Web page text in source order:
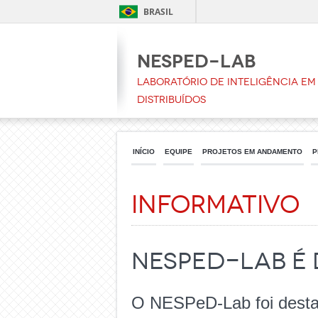
BRASIL
NESPeD-LAB
Laboratório de Inteligência em
Distribuídos
INÍCIO EQUIPE PROJETOS EM ANDAMENTO
Informativo
NESPeD-Lab
O NESPeD-Lab foi